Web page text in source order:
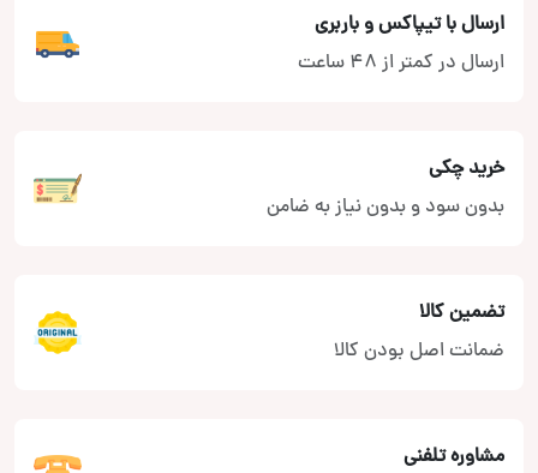
ارسال با تیپاکس و باربری
ارسال در کمتر از 48 ساعت
خرید چکی
بدون سود و بدون نیاز به ضامن
تضمین کالا
ضمانت اصل بودن کالا
مشاوره تلفنی